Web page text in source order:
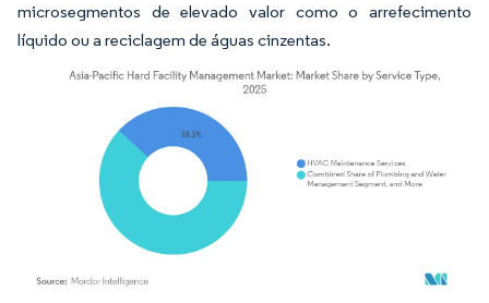
microsegmentos de elevado valor como o arrefecimento
líquido ou a reciclagem de águas cinzentas.